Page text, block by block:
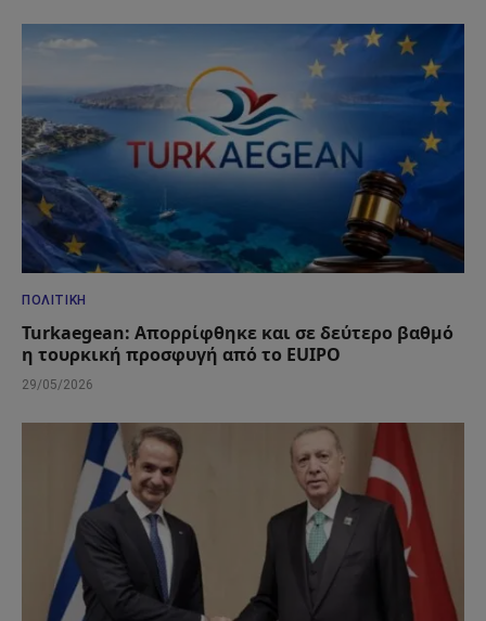
ΠΟΛΙΤΙΚΉ
Turkaegean: Απορρίφθηκε και σε δεύτερο βαθμό
η τουρκική προσφυγή από το EUIPO
29/05/2026